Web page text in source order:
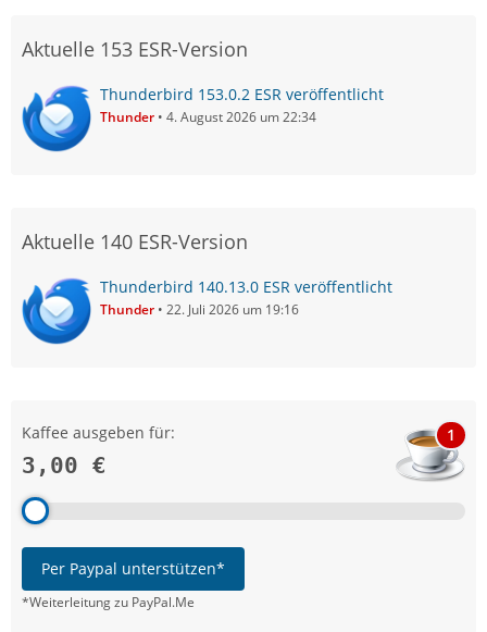
Aktuelle 153 ESR-Version
Thunderbird 153.0.2 ESR veröffentlicht
Thunder 4. August 2026 um 22:34
Aktuelle 140 ESR-Version
Thunderbird 140.13.0 ESR veröffentlicht
Thunder 22. Juli 2026 um 19:16
Kaffee ausgeben für:
3,00 €
1
Per Paypal unterstützen*
*Weiterleitung zu PayPal.Me